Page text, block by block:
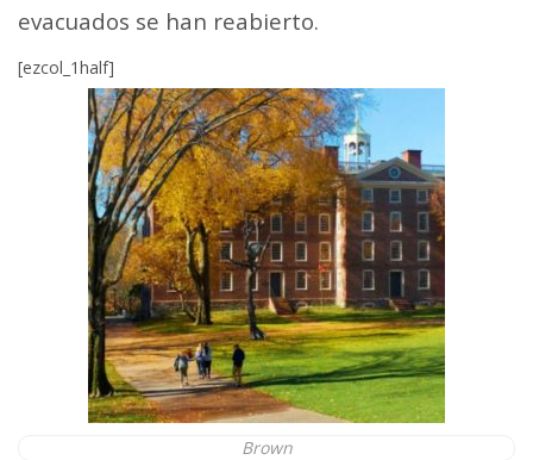
evacuados se han reabierto.
[ezcol_1half]
Brown